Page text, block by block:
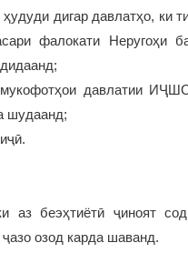
дигар давлатҳо, ки
фалокати Неругоҳи
давлатии
шудаанд;
аз беэҳтиётӣ ҷиноят
озод карда шаванд.